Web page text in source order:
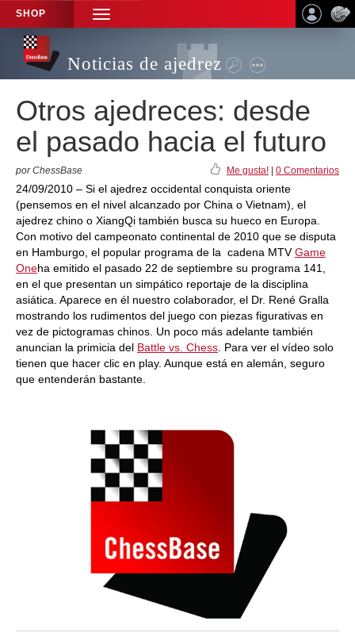
SHOP
TOGGLE
NAVIGATION
Noticias de ajedrez
Otros ajedreces: desde
el pasado hacia el futuro
por ChessBase Me gusta! 0 Comentarios
24/09/2010 – Si el ajedrez occidental conquista oriente
(pensemos en el nivel alcanzado por China o Vietnam), el
ajedrez chino o XiangQi también busca su hueco en Europa.
Con motivo del campeonato continental de 2010 que se disputa
en Hamburgo, el popular programa de la cadena MTVGame
Oneha emitido el pasado 22 de septiembre su programa 141,
en el que presentan un simpático reportaje de la disciplina
asiática. Aparece en él nuestro colaborador, el Dr. René Gralla
mostrando los rudimentos del juego con piezas figurativas en
vez de pictogramas chinos. Un poco más adelante también
anuncian la primicia del Battle vs. Chess . Para ver el vídeo solo
tienen que hacer clic en play. Aunque está en alemán, seguro
que entenderán bastante.